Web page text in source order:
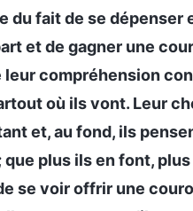
du fait de se dépenser
et de gagner une
compréhension
où ils vont. Leur
et, au fond, ils
plus ils en font,
se voir offrir une